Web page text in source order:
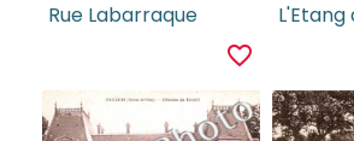
Rue Labarraque
favorite_border
L'Etang